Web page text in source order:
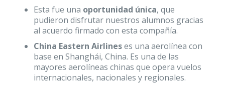
Esta fue una oportunidad única, que
pudieron disfrutar nuestros alumnos gracias
al acuerdo firmado con esta compañía.
China Eastern Airlineses una aerolínea con
base en Shanghái, China. Es una de las
mayores aerolíneas chinas que opera vuelos
internacionales, nacionales y regionales.